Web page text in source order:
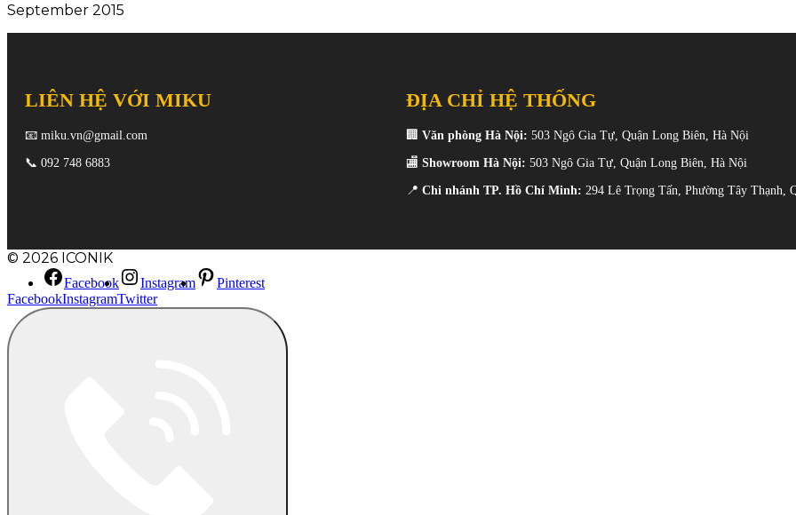
September 2015
LIÊN HỆ VỚI MIKU
📧 miku.vn@gmail.com
📞 092 748 6883
ĐỊA CHỈ HỆ THỐNG
🏢Văn phòng Hà Nội: 503 Ngô Gia Tự, Quận Long Biên, Hà Nội
🏬Showroom Hà Nội: 503 Ngô Gia Tự, Quận Long Biên, Hà Nội
📍Chi nhánh TP. Hồ Chí Minh: 294 Lê Trọng Tấn, Phường Tây Thạnh,
© 2026 ICONIK
Facebook Instagram
Pinterest
FacebookInstagramTwitter